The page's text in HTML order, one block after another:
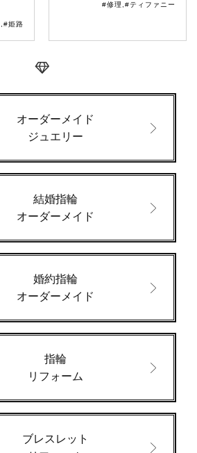
#姫路
#修理 #ティファニー
オーダーメイド
ジュエリー
結婚指輪
オーダーメイド
婚約指輪
オーダーメイド
指輪
リフォーム
ブレスレット